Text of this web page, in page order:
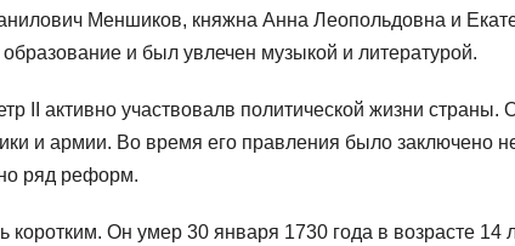
Меншиков, княжна Анна Леопольдовна и
и был увлечен музыкой и литературой.
II активно участвовалв политической жизни страны.
и армии. Во время его правления было заключено
ряд реформ.
Он умер 30 января 1730 года в возрасте 14